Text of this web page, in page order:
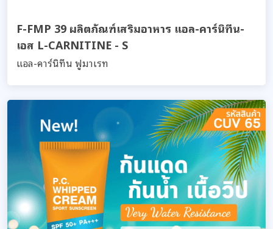
F-FMP 39 ผลิตภัณฑ์เสริมอาหาร แอล-คาร์นิทีน-
เอส L-CARNITINE - S
แอล-คาร์นิทีน ฟูมาเรท